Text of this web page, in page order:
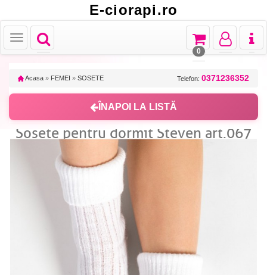
E-ciorapi.ro
Toggle
navigation
Toggle
Toggle
navigation
Toggle
navigation
Toggle
navigation
0
Acasa » FEMEI » SOSETE Telefon: 0371236352
ÎNAPOI LA LISTĂ
Sosete pentru dormit Steven art.067